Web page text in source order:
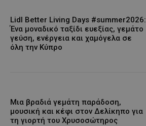
Lidl Better Living Days #summer2026:
Ένα μοναδικό ταξίδι ευεξίας, γεμάτο
γεύση, ενέργεια και χαμόγελα σε
όλη την Κύπρο
Μια βραδιά γεμάτη παράδοση,
μουσική και κέφι στον Δελίκηπο για
τη γιορτή του Χρυσοσώτηρος